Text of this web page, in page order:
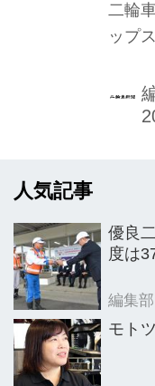
活
二輪
ップ
およ
関す
人気記事
優良
度は
編集部
モト